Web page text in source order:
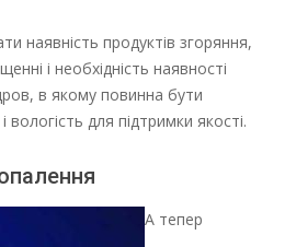
наявність продуктів згоряння,
і необхідність наявності
в якому повинна бути
вологість для підтримки якості.
А тепер